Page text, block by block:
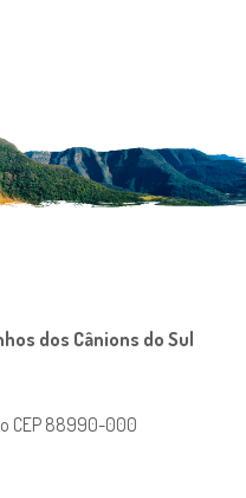
dos Cânions do Sul
CEP 88990-000